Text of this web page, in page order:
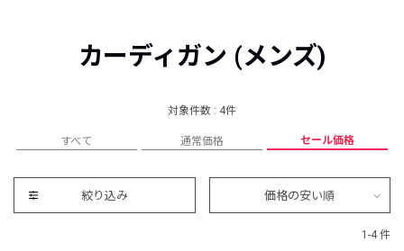
カーディガン (メンズ)
対象件数 : 4件
すべて 通常価格 セール価格
絞り込み 価格の安い順
1-4 件